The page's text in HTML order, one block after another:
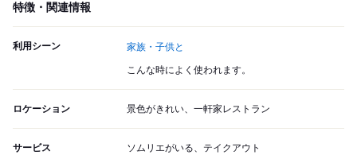
特徴・関連情報
利用シーン 家族・子供と
こんな時によく使われます。
ロケーション 景色がきれい、一軒家レストラン
サービス ソムリエがいる、テイクアウト